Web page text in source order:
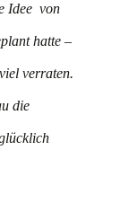
Idee von
hatte –
verraten.
die